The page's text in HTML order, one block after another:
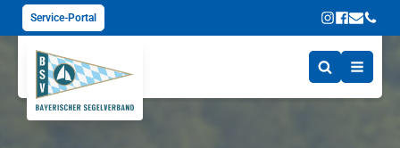
Service-Portal